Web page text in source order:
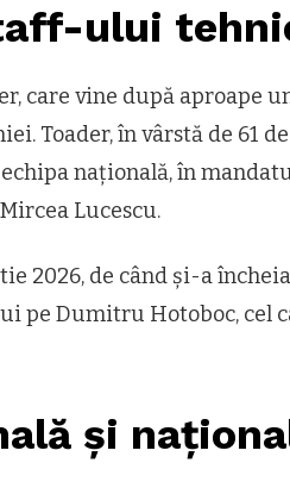
ului
care vine după aproape
Toader, în vârstă de 61
națională, în
Lucescu.
2026, de când și-a
pe Dumitru Hotoboc, cel
și